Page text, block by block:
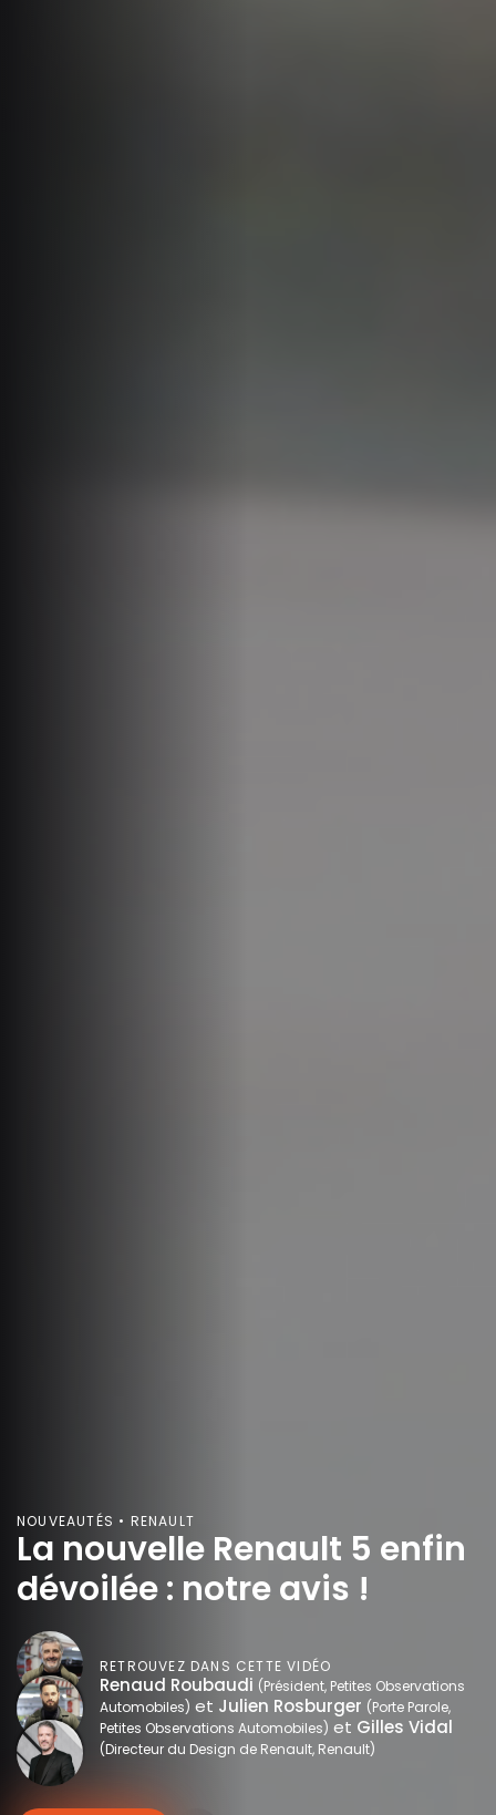
NOUVEAUTÉS • RENAULT
La nouvelle Renault 5 enfin
dévoilée : notre avis !
RETROUVEZ DANS CETTE VIDÉO
Renaud Roubaudi (Président, Petites Observations
Automobiles) et Julien Rosburger (Porte Parole,
Petites Observations Automobiles) et Gilles Vidal
(Directeur du Design de Renault, Renault)